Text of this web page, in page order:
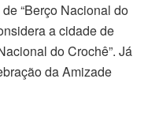
“Berço Nacional do
a cidade de
do Crochê”. Já
da Amizade